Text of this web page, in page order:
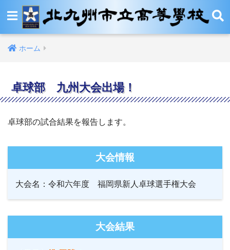
ホーム
卓球部 九州大会出場！
卓球部の試合結果を報告します。
大会情報
大会名： 令和六年度 福岡県新人卓球選手権大会
大会結果